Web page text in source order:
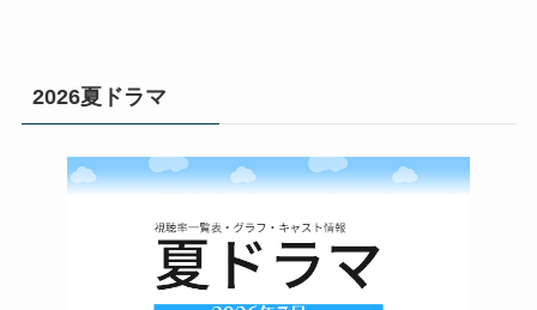
2026夏ドラマ